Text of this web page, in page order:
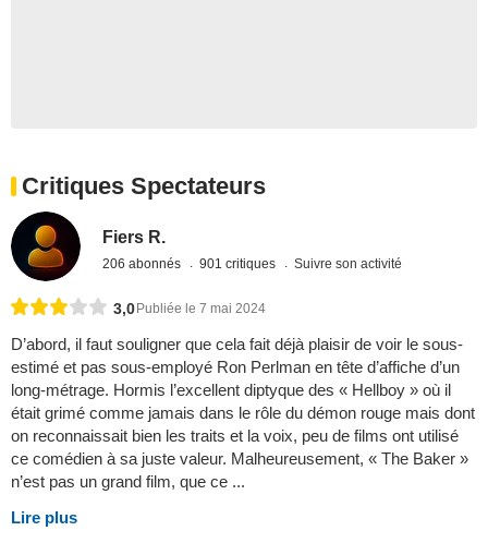
Critiques Spectateurs
Fiers R.
206 abonnés 901 critiques Suivre son activité
3,0 Publiée le 7 mai 2024
D’abord, il faut souligner que cela fait déjà plaisir de voir le sous-
estimé et pas sous-employé Ron Perlman en tête d’affiche d’un
long-métrage. Hormis l’excellent diptyque des « Hellboy » où il
était grimé comme jamais dans le rôle du démon rouge mais dont
on reconnaissait bien les traits et la voix, peu de films ont utilisé
ce comédien à sa juste valeur. Malheureusement, « The Baker »
n’est pas un grand film, que ce ...
Lire plus